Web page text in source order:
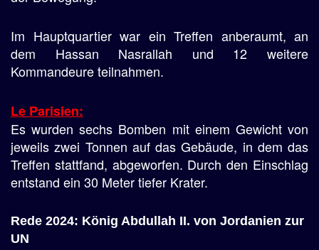
Im Hauptquartier war ein Treffen anberaumt, an
dem Hassan Nasrallah und 12 weitere
Kommandeure teilnahmen.
Le Parisien:
Es wurden sechs Bomben mit einem Gewicht von
jeweils zwei Tonnen auf das Gebäude, in dem das
Treffen stattfand, abgeworfen. Durch den Einschlag
entstand ein 30 Meter tiefer Krater.
Rede 2024: König Abdullah II. von Jordanien zur
UN